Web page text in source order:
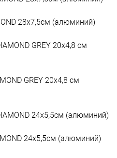
28x7,5см (алюминий)
GREY 20x4,8 см
24x5,5см (алюминий)